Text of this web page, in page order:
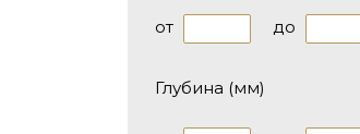
до
от
Глубина (мм)